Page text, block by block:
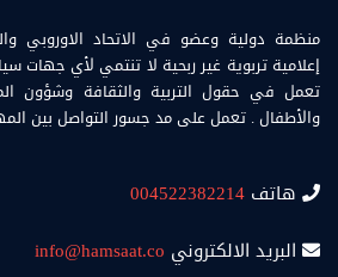
منظمة دولية وعضو في الاتحاد الاوروبي
إعلامية تربوية غير ربحية لا تنتمي لأي جهات
تعمل في حقول التربية والثقافة وشؤون
والأطفال . تعمل على مد جسور التواصل بين
هاتف 004522382214
البريد الالكتروني info@hamsaat.co